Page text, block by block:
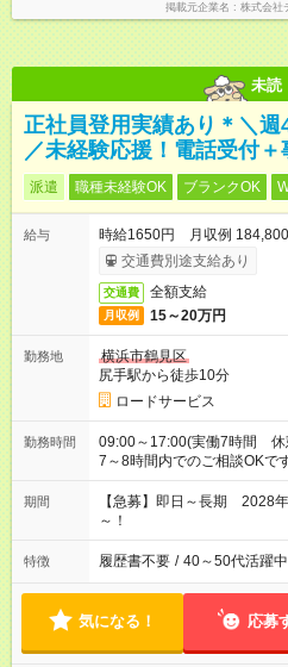
掲載元企業名 株式会社
未読
正社員登用実績あり＊＼
／未経験応援！電話受付＋
派遣 職種未経験OK ブランクOK
給与
時給1650円 月収例
交通費別途支給あり
交通費 全額支給
月収例 15～20万円
勤務地
横浜市鶴見区
尻手駅から徒歩10分
ロードサービス
勤務時間
09:00～17:00(実働7時間 休
7～8時間内でのご相談OKで
期間
【急募】即日～長期 2028
～！
特徴 履歴書不要 / 40～50代活躍中
気になる！ 応募